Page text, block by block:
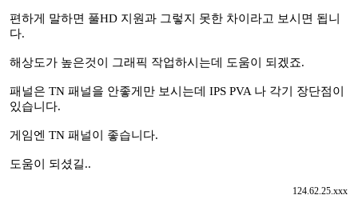
편하게 말하면 풀HD 지원과 그렇지 못한 차이라고 보시면 됩니
다.
해상도가 높은것이 그래픽 작업하시는데 도움이 되겠죠.
패널은 TN 패널을 안좋게만 보시는데 IPS PVA 나 각기 장단점이
있습니다.
게임엔 TN 패널이 좋습니다.
도움이 되셨길..
124.62.25.xxx